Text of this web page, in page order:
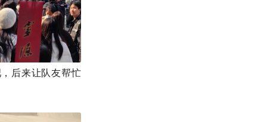
后来让队友帮忙